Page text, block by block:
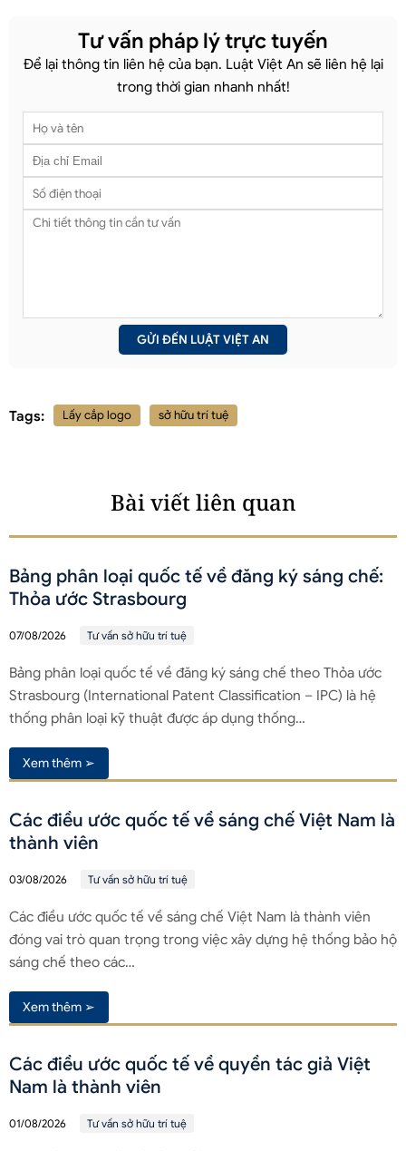
Tư vấn pháp lý trực tuyến
Để lại thông tin liên hệ của bạn. Luật Việt An sẽ liên hệ lại
trong thời gian nhanh nhất!
Tags: Lấy cắp logo sở hữu trí tuệ
Bài viết liên quan
Bảng phân loại quốc tế về đăng ký sáng chế:
Thỏa ước Strasbourg
07/08/2026 Tư vấn sở hữu trí tuệ
Bảng phân loại quốc tế về đăng ký sáng chế theo Thỏa ước
Strasbourg (International Patent Classification – IPC) là hệ
thống phân loại kỹ thuật được áp dụng thống…
Xem thêm ➢
Các điều ước quốc tế về sáng chế Việt Nam là
thành viên
03/08/2026 Tư vấn sở hữu trí tuệ
Các điều ước quốc tế về sáng chế Việt Nam là thành viên
đóng vai trò quan trọng trong việc xây dựng hệ thống bảo hộ
sáng chế theo các…
Xem thêm ➢
Các điều ước quốc tế về quyền tác giả Việt
Nam là thành viên
01/08/2026 Tư vấn sở hữu trí tuệ